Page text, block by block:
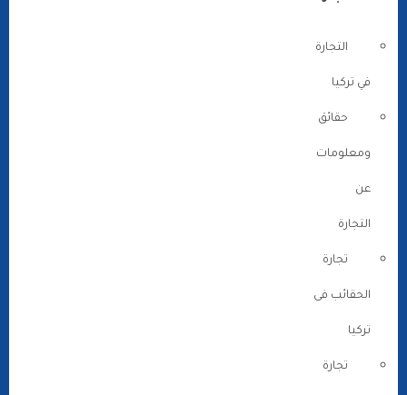
التجارة
في تركيا
حقائق
ومعلومات
عن
التجارة
تجارة
الحقائب فى
تركيا
تجارة